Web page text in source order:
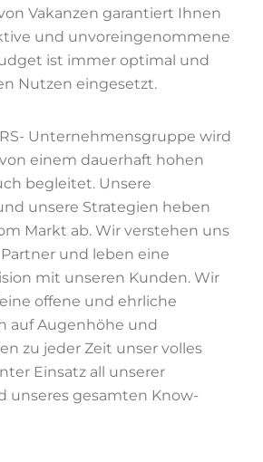
Vakanzen garantiert Ihnen
und unvoreingenommene
ist immer optimal und
Nutzen eingesetzt.
Unternehmensgruppe wird
einem dauerhaft hohen
begleitet. Unsere
unsere Strategien heben
Markt ab. Wir verstehen uns
und leben eine
mit unseren Kunden. Wir
offene und ehrliche
auf Augenhöhe und
zu jeder Zeit unser volles
Einsatz all unserer
unseres gesamten Know-